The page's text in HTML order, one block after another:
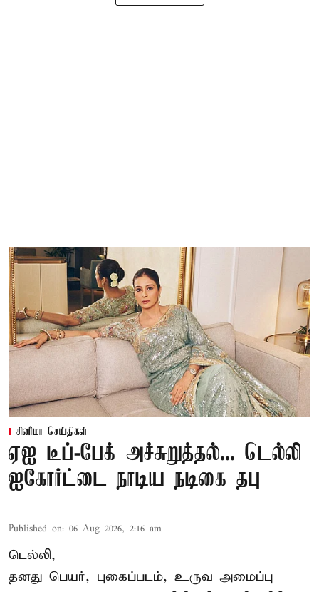
சினிமா செய்திகள்
ஏஐ டீப்-பேக் அச்சுறுத்தல்... டெல்லி
ஐகோர்ட்டை நாடிய நடிகை தபு
Published on: 06 Aug 2026, 2:16 am
டெல்லி,
தனது பெயர், புகைப்படம், உருவ அமைப்பு